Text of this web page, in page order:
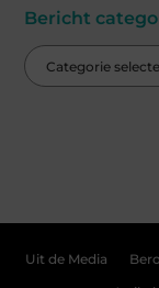
Bericht
Uit de Media